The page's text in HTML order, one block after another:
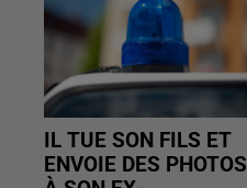
IL TUE SON FILS ET
ENVOIE DES PHOTOS